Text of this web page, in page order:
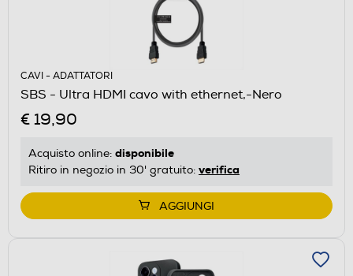
CAVI - ADATTATORI
SBS - Ultra HDMI cavo with ethernet,-Nero
€ 19,90
Acquisto online: disponibile
Ritiro in negozio in 30' gratuito: verifica
AGGIUNGI